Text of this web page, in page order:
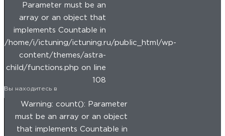
Parameter must be an
array or an object that
implements Countable in
/home/i/ictuning/ictuning.ru/public_html/wp-
content/themes/astra-
child/functions.php on line
108
Вы находитесь в
Warning: count(): Parameter
must be an array or an object
that implements Countable in